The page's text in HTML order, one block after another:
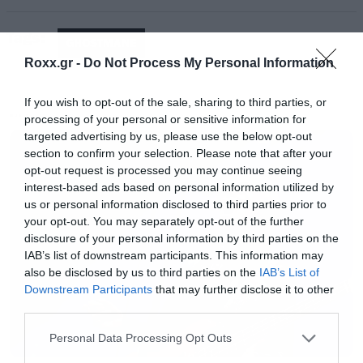
Roxx.gr - Do Not Process My Personal Information
If you wish to opt-out of the sale, sharing to third parties, or
processing of your personal or sensitive information for
targeted advertising by us, please use the below opt-out
section to confirm your selection. Please note that after your
opt-out request is processed you may continue seeing
interest-based ads based on personal information utilized by
us or personal information disclosed to third parties prior to
your opt-out. You may separately opt-out of the further
disclosure of your personal information by third parties on the
IAB’s list of downstream participants. This information may
also be disclosed by us to third parties on the IAB’s List of
Downstream Participants that may further disclose it to other
Please note that this website/app uses one or more Google
Personal Data Processing Opt Outs
Έχει δηλώσει πως η μεγαλύτερη επιρροή του
είναι το blackmetal συγκρότημα Bathory ενώ
πέρασε τα περισσότερα χρόνια της εφηβείας
του ακούγοντας extreme metal συγκροτήματα
Tags: